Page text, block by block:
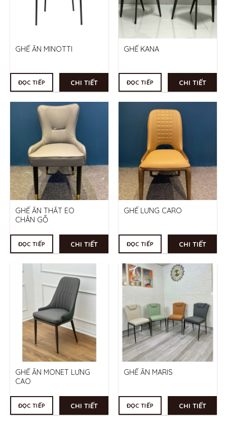
GHẾ ĂN MINOTTI
ĐỌC TIẾP CHI TIẾT
GHẾ KANA
ĐỌC TIẾP CHI TIẾT
GHẾ ĂN THẮT EO
CHÂN GỖ
ĐỌC TIẾP CHI TIẾT
GHẾ LƯNG CARO
ĐỌC TIẾP CHI TIẾT
GHẾ ĂN MONET LƯNG
CAO
ĐỌC TIẾP CHI TIẾT
GHẾ ĂN MARIS
ĐỌC TIẾP CHI TIẾT